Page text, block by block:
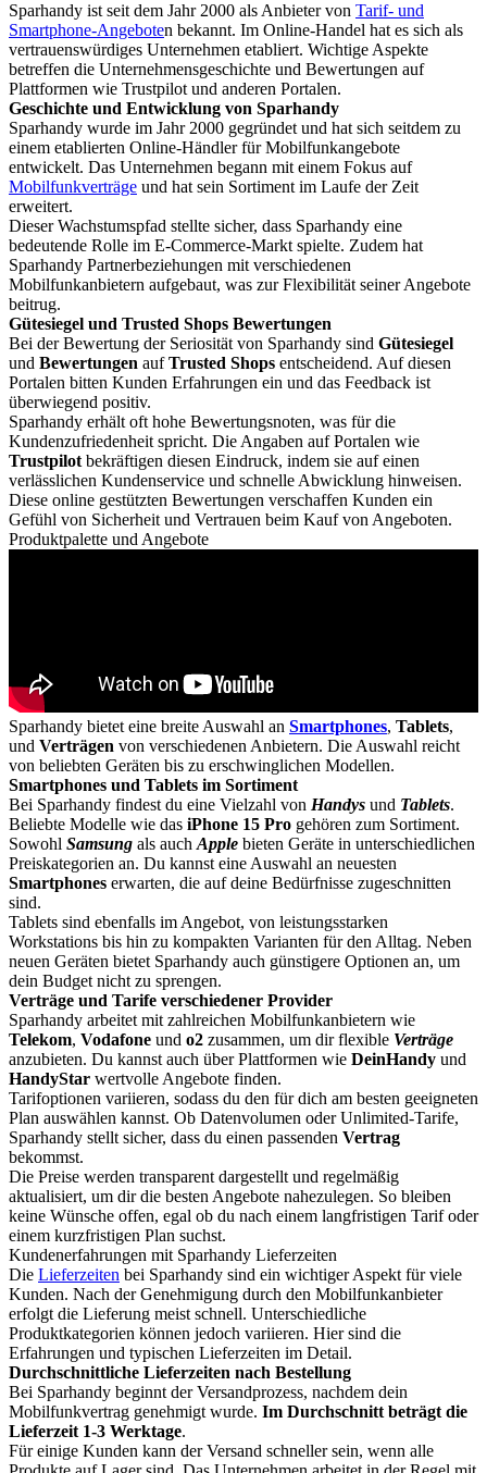
Sparhandy ist seit dem Jahr 2000 als Anbieter von Tarif- und
Smartphone-Angeboten bekannt. Im Online-Handel hat es sich als
vertrauenswürdiges Unternehmen etabliert. Wichtige Aspekte
betreffen die Unternehmensgeschichte und Bewertungen auf
Plattformen wie Trustpilot und anderen Portalen.
Geschichte und Entwicklung von Sparhandy
Sparhandy wurde im Jahr 2000 gegründet und hat sich seitdem zu
einem etablierten Online-Händler für Mobilfunkangebote
entwickelt. Das Unternehmen begann mit einem Fokus auf
Mobilfunkverträge und hat sein Sortiment im Laufe der Zeit
erweitert.
Dieser Wachstumspfad stellte sicher, dass Sparhandy eine
bedeutende Rolle im E-Commerce-Markt spielte. Zudem hat
Sparhandy Partnerbeziehungen mit verschiedenen
Mobilfunkanbietern aufgebaut, was zur Flexibilität seiner Angebote
beitrug.
Gütesiegel und Trusted Shops Bewertungen
Bei der Bewertung der Seriosität von Sparhandy sind Gütesiegel
und Bewertungen aufTrusted Shops entscheidend. Auf diesen
Portalen bitten Kunden Erfahrungen ein und das Feedback ist
überwiegend positiv.
Sparhandy erhält oft hohe Bewertungsnoten, was für die
Kundenzufriedenheit spricht. Die Angaben auf Portalen wie
Trustpilot bekräftigen diesen Eindruck, indem sie auf einen
verlässlichen Kundenservice und schnelle Abwicklung hinweisen.
Diese online gestützten Bewertungen verschaffen Kunden ein
Gefühl von Sicherheit und Vertrauen beim Kauf von Angeboten.
Produktpalette und Angebote
Sparhandy bietet eine breite Auswahl an Smartphones, Tablets,
und Verträgen von verschiedenen Anbietern. Die Auswahl reicht
von beliebten Geräten bis zu erschwinglichen Modellen.
Smartphones und Tablets im Sortiment
Bei Sparhandy findest du eine Vielzahl von Handys und Tablets.
Beliebte Modelle wie das iPhone 15 Pro gehören zum Sortiment.
Sowohl Samsung als auch Apple bieten Geräte in unterschiedlichen
Preiskategorien an. Du kannst eine Auswahl an neuesten
Smartphones erwarten, die auf deine Bedürfnisse zugeschnitten
sind.
Tablets sind ebenfalls im Angebot, von leistungsstarken
Workstations bis hin zu kompakten Varianten für den Alltag. Neben
neuen Geräten bietet Sparhandy auch günstigere Optionen an, um
dein Budget nicht zu sprengen.
Verträge und Tarife verschiedener Provider
Sparhandy arbeitet mit zahlreichen Mobilfunkanbietern wie
Telekom, Vodafone und o2 zusammen, um dir flexible Verträge
anzubieten. Du kannst auch über Plattformen wie DeinHandy und
HandyStar wertvolle Angebote finden.
Tarifoptionen variieren, sodass du den für dich am besten geeigneten
Plan auswählen kannst. Ob Datenvolumen oder Unlimited-Tarife,
Sparhandy stellt sicher, dass du einen passenden Vertrag
bekommst.
Die Preise werden transparent dargestellt und regelmäßig
aktualisiert, um dir die besten Angebote nahezulegen. So bleiben
keine Wünsche offen, egal ob du nach einem langfristigen Tarif oder
einem kurzfristigen Plan suchst.
Kundenerfahrungen mit Sparhandy Lieferzeiten
Die Lieferzeiten bei Sparhandy sind ein wichtiger Aspekt für viele
Kunden. Nach der Genehmigung durch den Mobilfunkanbieter
erfolgt die Lieferung meist schnell. Unterschiedliche
Produktkategorien können jedoch variieren. Hier sind die
Erfahrungen und typischen Lieferzeiten im Detail.
Durchschnittliche Lieferzeiten nach Bestellung
Bei Sparhandy beginnt der Versandprozess, nachdem dein
Mobilfunkvertrag genehmigt wurde. Im Durchschnitt beträgt die
Lieferzeit 1-3 Werktage.
Für einige Kunden kann der Versand schneller sein, wenn alle